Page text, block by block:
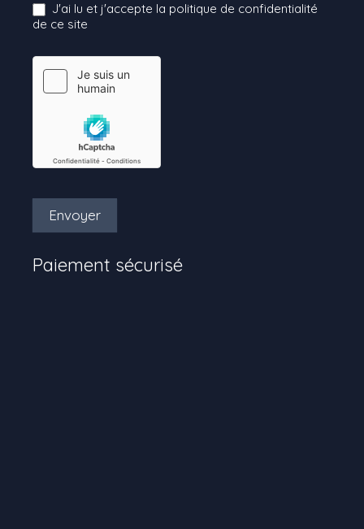
J'ai lu et j'accepte la politique de confidentialité
de ce site
Envoyer
Paiement sécurisé